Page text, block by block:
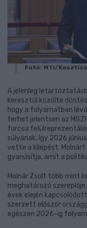
Fotó: MTI/
A jelenleg
keresztül közölte
hogy a folyamatban
terhet jelentsen az
furcsa
súlyának, így 2026
vette a kilépést. Molnárt
gyanúsítja, amit a
Molnár Zsolt több mint
meghatározó
évek elején
szerzett először
egészen 2026-ig